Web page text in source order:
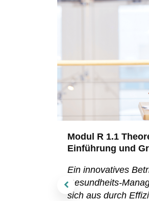
Modul R 1.1
Einführung und
Ein innovatives
Gesundheits-
sich aus durch